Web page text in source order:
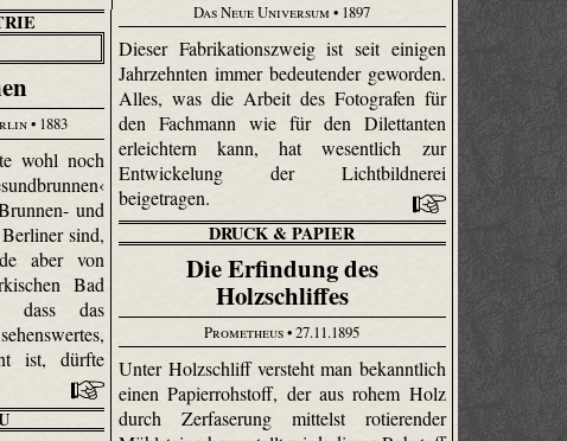
Das Neue Universum • 1897
Dieser Fabrikationszweig ist seit einigen
Jahrzehnten immer bedeutender geworden.
Alles, was die Arbeit des Fotografen für
den Fachmann wie für den Dilettanten
erleichtern kann, hat wesentlich zur
Entwickelung der Licht­bild­nerei
beigetragen.
• 1883
wohl noch
und
sind,
aber von
Bad
dass das
ist, dürfte
DRUCK & PAPIER
Die Erfindung des
Holzschliffes
Prometheus• 27.11.1895
Unter Holzschliff versteht man bekanntlich
einen Papierrohstoff, der aus rohem Holz
durch Zerfaserung mittelst rotierender